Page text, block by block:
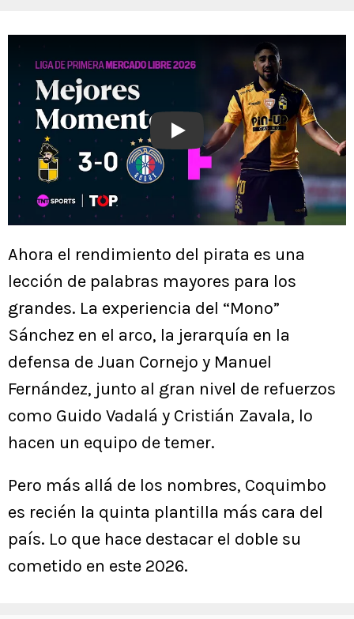
Play
Ahora el rendimiento del pirata es una
lección de palabras mayores para los
grandes. La experiencia del “Mono”
Sánchez en el arco, la jerarquía en la
defensa de Juan Cornejo y Manuel
Fernández, junto al gran nivel de refuerzos
como Guido Vadalá y Cristián Zavala, lo
hacen un equipo de temer.
Pero más allá de los nombres, Coquimbo
es recién la quinta plantilla más cara del
país. Lo que hace destacar el doble su
cometido en este 2026.